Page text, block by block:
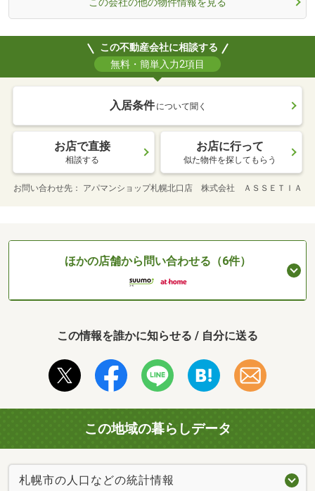
この会社の他の物件情報を見る
この不動産会社に相談する
無料・簡単入力2項目
入居条件 について聞く
お店で直接
相談する
お店に行って
似た物件を探してもらう
お問い合わせ先 アパマンショップ札幌北口店 株式会社 ＡＳＳＥＴＩＡ
ほかの店舗から問い合わせる（6件）
この情報を誰かに知らせる / 自分に送る
この地域の暮らしデータ
札幌市の人口などの統計情報